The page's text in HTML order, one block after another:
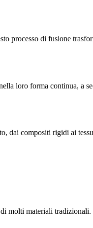
processo di fusione
loro forma continua, a
dai compositi rigidi ai
molti materiali tradizionali.